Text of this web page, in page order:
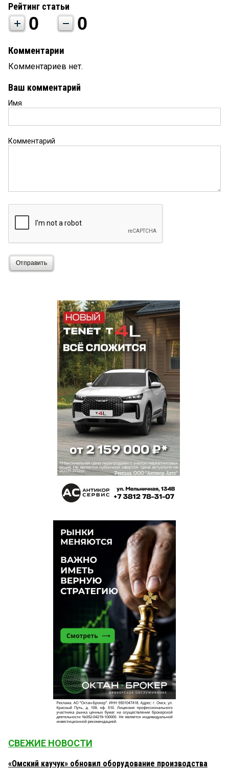
Рейтинг статьи
0 0
Комментарии
Комментариев нет.
Ваш комментарий
Имя
Комментарий
Отправить
СВЕЖИЕ НОВОСТИ
«Омский каучук» обновил оборудование производства